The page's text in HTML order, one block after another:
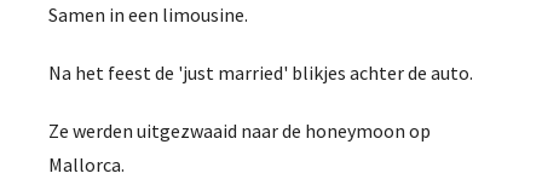
Samen in een limousine.
Na het feest de 'just married' blikjes achter de auto.
Ze werden uitgezwaaid naar de honeymoon op
Mallorca.